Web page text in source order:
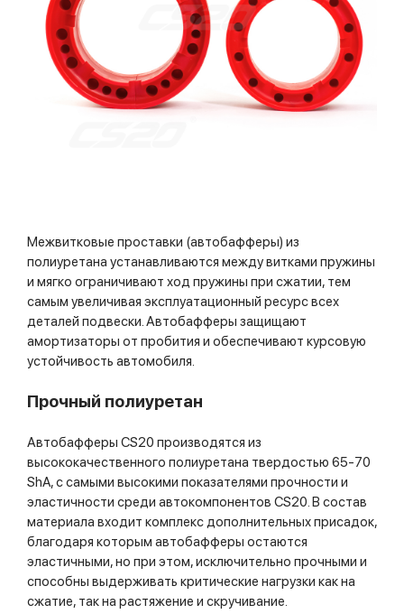
Межвитковые проставки (автобафферы) из
полиуретана устанавливаются между витками пружины
и мягко ограничивают ход пружины при сжатии, тем
самым увеличивая эксплуатационный ресурс всех
деталей подвески. Автобафферы защищают
амортизаторы от пробития и обеспечивают курсовую
устойчивость автомобиля.
Прочный полиуретан
Автобафферы CS20 производятся из
высококачественного полиуретана твердостью 65-70
ShA, с самыми высокими показателями прочности и
эластичности среди автокомпонентов CS20. В состав
материала входит комплекс дополнительных присадок,
благодаря которым автобафферы остаются
эластичными, но при этом, исключительно прочными и
способны выдерживать критические нагрузки как на
сжатие, так на растяжение и скручивание.